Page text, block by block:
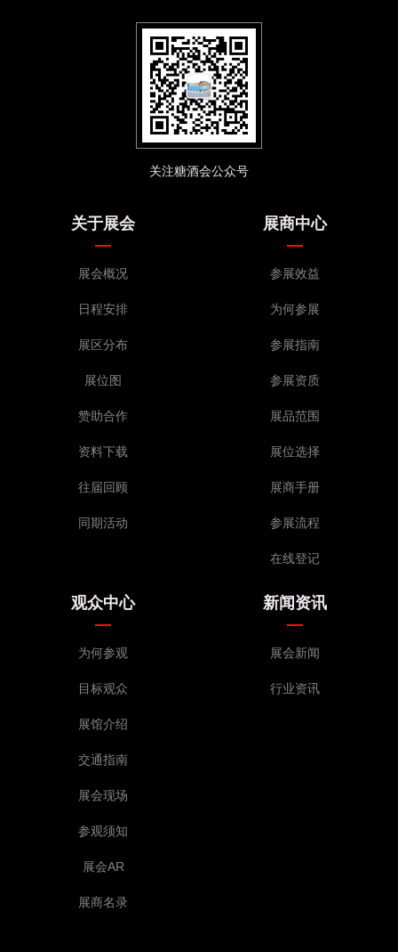
关注糖酒会公众号
关于展会
展会概况
日程安排
展区分布
展位图
赞助合作
资料下载
往届回顾
同期活动
展商中心
参展效益
为何参展
参展指南
参展资质
展品范围
展位选择
展商手册
参展流程
在线登记
观众中心
为何参观
目标观众
展馆介绍
交通指南
展会现场
参观须知
展会AR
展商名录
新闻资讯
展会新闻
行业资讯